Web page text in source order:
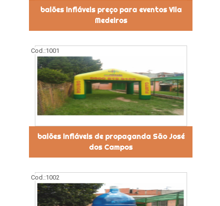
balões infláveis preço para eventos Vila
Medeiros
Cod.:1001
balões infláveis de propaganda São José
dos Campos
Cod.:1002